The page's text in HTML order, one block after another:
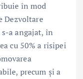
în mod
Dezvoltare
s-a angajat, în
cu 50% a risipei
precum și a